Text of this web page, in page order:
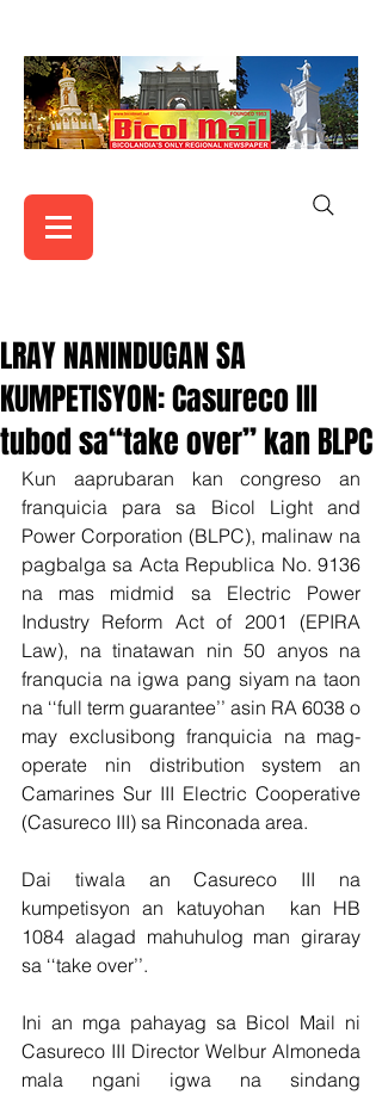
LRAY NANINDUGAN SA
KUMPETISYON: Casureco III
tubod sa‘‘take over’’ kan BLPC
Kun aaprubaran kan congreso an
franquicia para sa Bicol Light and
Power Corporation (BLPC), malinaw na
pagbalga sa Acta Republica No. 9136
na mas midmid sa Electric Power
Industry Reform Act of 2001 (EPIRA
Law), na tinatawan nin 50 anyos na
franqucia na igwa pang siyam na taon
na ‘‘full term guarantee’’ asin RA 6038 o
may exclusibong franquicia na mag-
operate nin distribution system an
Camarines Sur III Electric Cooperative
(Casureco III) sa Rinconada area.
Dai tiwala an Casureco III na
kumpetisyon an katuyohan  kan HB
1084 alagad mahuhulog man giraray
sa ‘‘take over’’.
Ini an mga pahayag sa Bicol Mail ni
Casureco III Director Welbur Almoneda
mala ngani igwa na sindang